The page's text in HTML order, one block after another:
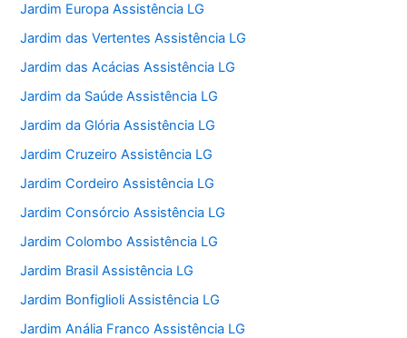
Jardim Europa Assistência LG
Jardim das Vertentes Assistência LG
Jardim das Acácias Assistência LG
Jardim da Saúde Assistência LG
Jardim da Glória Assistência LG
Jardim Cruzeiro Assistência LG
Jardim Cordeiro Assistência LG
Jardim Consórcio Assistência LG
Jardim Colombo Assistência LG
Jardim Brasil Assistência LG
Jardim Bonfiglioli Assistência LG
Jardim Anália Franco Assistência LG